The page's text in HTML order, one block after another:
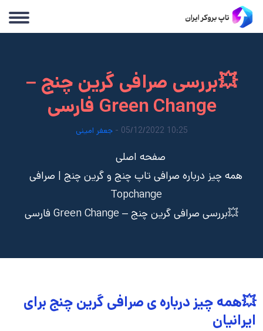
💥بررسی صرافی گرین چنج –
Green Change فارسی
10:25 05/12/2022 - جعفر امینی
صفحه اصلی
همه چیز درباره صرافی تاپ چنج و گرین چنج | صرافی
Topchange
💥بررسی صرافی گرین چنج – Green Change فارسی
💥همه چیز درباره ی صرافی گرین چنج برای
ایرانیان